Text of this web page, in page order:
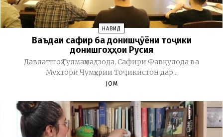
НАВИД
Ваъдаи сафир ба донишҷӯёни тоҷики
донишгоҳҳои Русия
Давлатшоҳ Гулмаҳмадзода, Сафири Фавқулода ва
Мухтори Ҷумҳурии Тоҷикистон дар...
JOM